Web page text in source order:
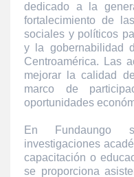
dedicado a la
fortalecimiento de
sociales y políticos
y la gobernabilidad
Centroamérica. Las
mejorar la calidad
marco de
oportunidades
En Fundaungo
investigaciones
capacitación o
se proporciona